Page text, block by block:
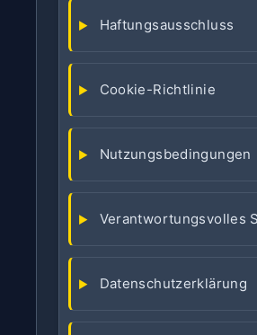
Haftungsausschluss
Cookie-Richtlinie
Nutzungsbedingungen
Verantwortungsvolles
Datenschutzerklärung